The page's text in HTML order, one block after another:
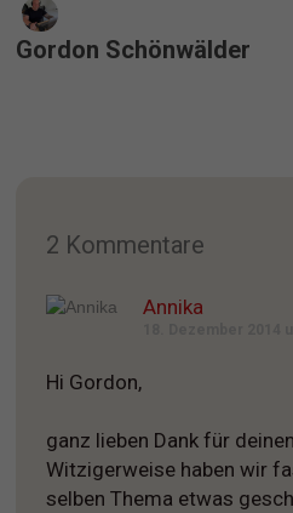
Gordon Schönwälder
2 Kommentare
Annika
Hi Gordon,
ganz lieben Dank für
Witzigerweise haben wir
selben Thema etwas